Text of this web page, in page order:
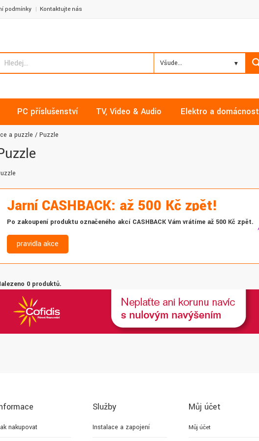
podmínky Kontaktujte nás
Všude...
PC příslušenství TV, Video & Audio Elektro a domácnost
a puzzle Puzzle
Jarní CASHBACK: až 500 Kč zpět!
Po zakoupení produktu označeného akcí CASHBACK Vám vrátíme až 500 Kč zpět.
pravidla akce
0 produktů.
nakupovat
Služby
Instalace a zapojení
Můj účet
Můj účet